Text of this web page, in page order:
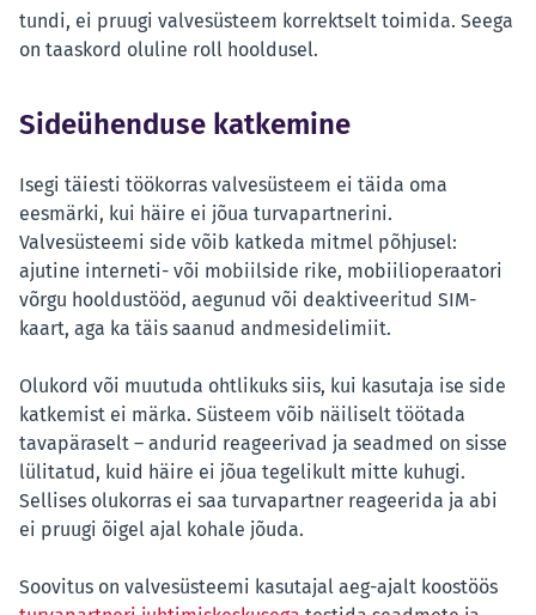
tundi, ei pruugi valvesüsteem korrektselt toimida. Seega
on taaskord oluline roll hooldusel.
Sideühenduse katkemine
Isegi täiesti töökorras valvesüsteem ei täida oma
eesmärki, kui häire ei jõua turvapartnerini.
Valvesüsteemi side võib katkeda mitmel põhjusel:
ajutine interneti- või mobiilside rike, mobiilioperaatori
võrgu hooldustööd, aegunud või deaktiveeritud SIM-
kaart, aga ka täis saanud andmesidelimiit.
Olukord või muutuda ohtlikuks siis, kui kasutaja ise side
katkemist ei märka. Süsteem võib näiliselt töötada
tavapäraselt – andurid reageerivad ja seadmed on sisse
lülitatud, kuid häire ei jõua tegelikult mitte kuhugi.
Sellises olukorras ei saa turvapartner reageerida ja abi
ei pruugi õigel ajal kohale jõuda.
Soovitus on valvesüsteemi kasutajal aeg-ajalt koostöös